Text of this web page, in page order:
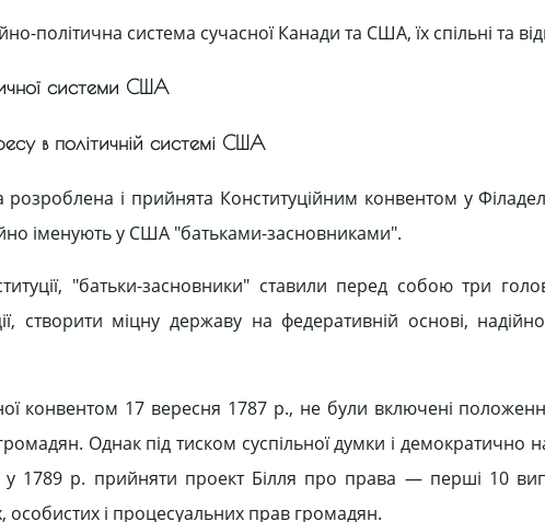
політична система сучасної Канади та США, їх спільні та
системи США
в політичній системі США
розроблена і прийнята Конституційним конвентом у
іменують у США "батьками-засновниками".
"батьки-засновники" ставили перед собою три
створити міцну державу на федеративній основі,
конвентом 17 вересня 1787 р., не були включені
Однак під тиском суспільної думки і демократично
1789 р. прийняти проект Білля про права — перші 10
і процесуальних прав громадян.